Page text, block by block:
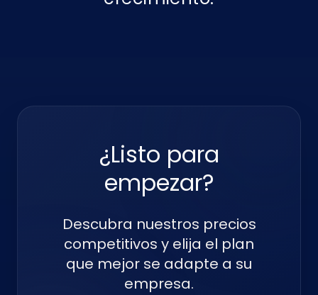
¿Listo para
empezar?
Descubra nuestros precios
competitivos y elija el plan
que mejor se adapte a su
empresa.